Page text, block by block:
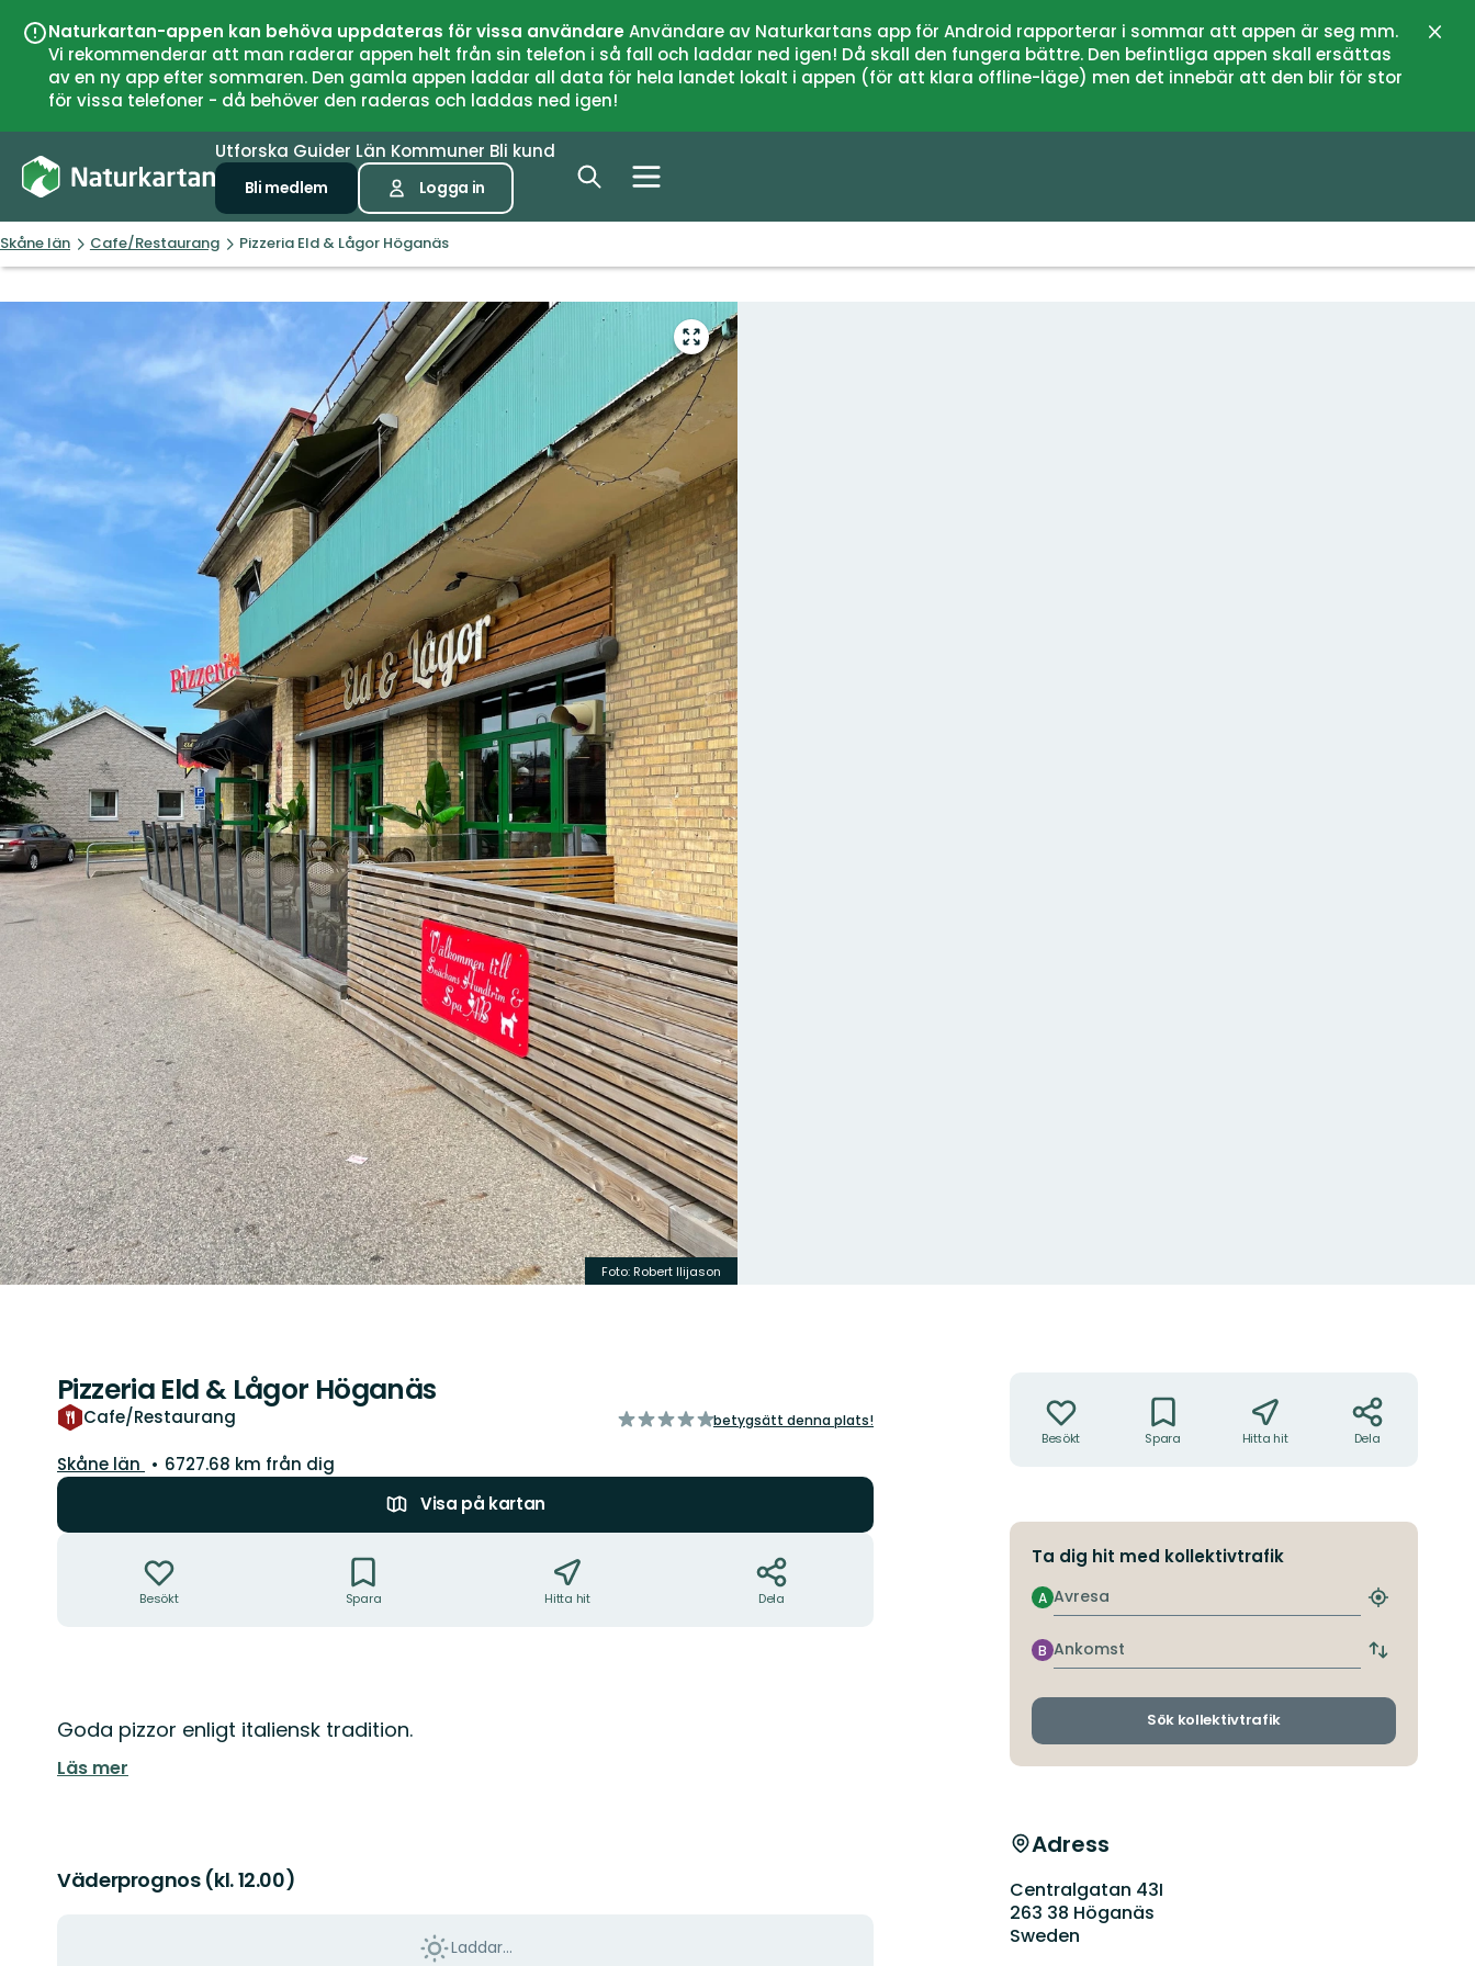
Naturkartan-appen kan behöva uppdateras för vissa användareAnvändare av Naturkartans app för Android rapporterar i sommar att appen är seg mm.
Vi rekommenderar att man raderar appen helt från sin telefon i så fall och laddar ned igen! Då skall den fungera bättre. Den befintliga appen skall ersättas
av en ny app efter sommaren. Den gamla appen laddar all data för hela landet lokalt i appen (för att klara offline-läge) men det innebär att den blir för stor
för vissa telefoner - då behöver den raderas och laddas ned igen!
Utforska Guider Län Kommuner Bli kund
Bli medlem Logga in
Skåne län Cafe/Restaurang Pizzeria Eld & Lågor Höganäs
Gå
till
helskärmsläge
Foto: Robert Ilijason
Pizzeria Eld & Lågor Höganäs
Cafe/Restaurang
av
betygsätt denna plats!
Län:
Skåne län
6727.68 km från dig
Visa på kartan
Besökt Spara Hitta hit Dela
Beskrivning
Goda pizzor enligt italiensk tradition.
Läs mer
Väderprognos (kl. 12.00)
Laddar...
Besökt Spara Hitta hit Dela
Ta dig hit med kollektivtrafik
Avresa
A
Hitta
hållplats
Ankomst
B
Byt
och
Sök kollektivtrafik
Adress
Centralgatan 43I
263 38 Höganäs
Sweden